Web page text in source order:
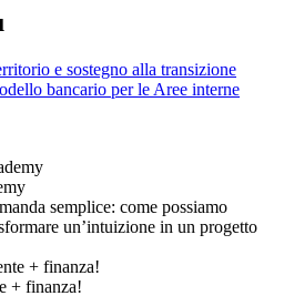
e sostegno alla transizione
bancario per le Aree interne
semplice: come possiamo
un’intuizione in un progetto
+ finanza!